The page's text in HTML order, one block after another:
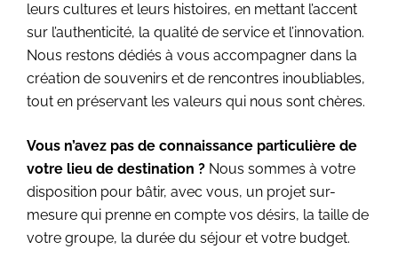
leurs cultures et leurs histoires, en mettant l’accent
sur l’authenticité, la qualité de service et l’innovation.
Nous restons dédiés à vous accompagner dans la
création de souvenirs et de rencontres inoubliables,
tout en préservant les valeurs qui nous sont chères.
Vous n’avez pas de connaissance particulière de
votre lieu de destination ? Nous sommes à votre
disposition pour bâtir, avec vous, un projet sur-
mesure qui prenne en compte vos désirs, la taille de
votre groupe, la durée du séjour et votre budget.